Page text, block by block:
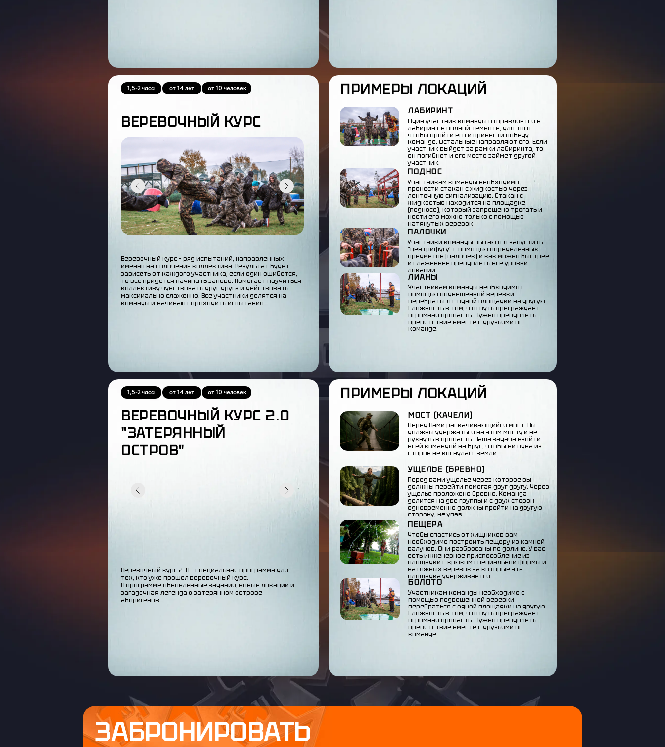
ВЕРЕВОЧНЫЙ КУРС
Веревочный курс – ряд испытаний, направленных
именно на сплочение коллектива. Результат будет
зависеть от каждого участника, если один ошибется,
то все придется начинать заново. Помогает научиться
коллективу чувствовать друг друга и действовать
максимально слаженно. Все участники делятся на
команды и начинают проходить испытания.
от 10 человек
от 14 лет
1,5-2 часа
ПАЛОЧКИ
Участники команды пытаются запустить
"центрифугу" с помощью определенных
предметов (палочек) и как можно быстрее
и слаженнее преодолеть все уровни
локации.
ЛИАНЫ
Участникам команды необходимо с
помощью подвешенной веревки
перебраться с одной площадки на другую.
Сложность в том, что путь преграждает
огромная пропасть. Нужно преодолеть
препятствие вместе с друзьями по
команде.
ПОДНОС
Участникам команды необходимо
пронести стакан с жидкостью через
ленточную сигнализацию. Стакан с
жидкостью находится на площадке
(подносе), который запрещено трогать и
нести его можно только с помощью
натянутых веревок
ЛАБИРИНТ
Один участник команды отправляется в
лабиринт в полной темноте, для того
чтобы пройти его и принести победу
команде. Остальные направляют его. Если
участник выйдет за рамки лабиринта, то
он погибнет и его место займет другой
участник.
ПРИМЕРЫ ЛОКАЦИЙ
ВЕРЕВОЧНЫЙ КУРС 2.0
"ЗАТЕРЯННЫЙ
ОСТРОВ"
Веревочный курс 2. 0 – специальная программа для
тех, кто уже прошел веревочный курс.
В программе обновленные задания, новые локации и
загадочная легенда о затерянном острове
аборигенов.
от 10 человек
от 14 лет
1,5-2 часа
ПЕЩЕРА
Чтобы спастись от хищников вам
необходимо построить пещеру из камней
валунов. Они разбросаны по долине. У вас
есть инженерное приспособление из
площадки с крюком специальной формы и
натяжных веревок за которые эта
площадка удерживается.
БОЛОТО
Участникам команды необходимо с
помощью подвешенной веревки
перебраться с одной площадки на другую.
Сложность в том, что путь преграждает
огромная пропасть. Нужно преодолеть
препятствие вместе с друзьями по
команде.
УЩЕЛЬЕ (БРЕВНО)
Перед вами ущелье через которое вы
должны перейти помогая друг другу. Через
ущелье проложено бревно. Команда
делится на две группы и с двух сторон
одновременно должны пройти на другую
сторону, не упав.
МОСТ (КАЧЕЛИ)
Перед Вами раскачивающийся мост. Вы
должны удержаться на этом мосту и не
рухнуть в пропасть. Ваша задача взойти
всей командой на брус, чтобы ни одна из
сторон не коснулась земли.
ПРИМЕРЫ ЛОКАЦИЙ
ЗАБРОНИРОВАТЬ